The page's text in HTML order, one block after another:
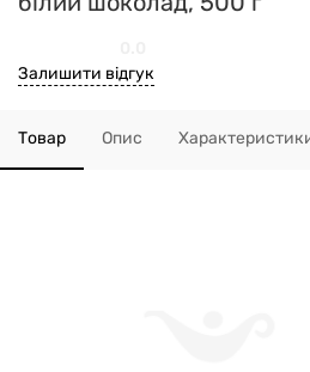
Залишити відгук
Товар Опис